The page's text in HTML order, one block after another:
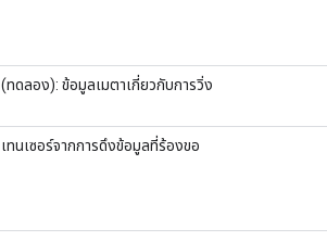
(ทดลอง): ข้อมูลเมตาเกี่ยวกับการวิ่ง
เทนเซอร์จากการดึงข้อมูลที่ร้องขอ